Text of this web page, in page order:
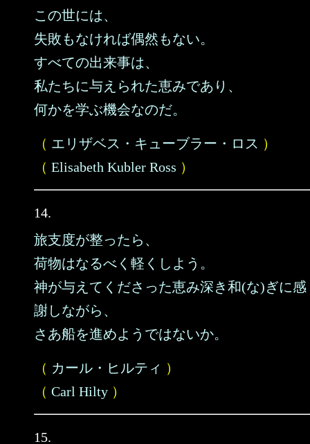
この世には、
失敗もなければ偶然もない。
すべての出来事は、
私たちに与えられた恵みであり、
何かを学ぶ機会なのだ。
（ エリザベス・キューブラー・ロス ）
（ Elisabeth Kubler Ross ）
14.
旅支度が整ったら、
荷物はなるべく軽くしよう。
神が与えてくださった恵み深き和(な)ぎに感
謝しながら、
さあ船を進めようではないか。
（ カール・ヒルティ ）
（ Carl Hilty ）
15.